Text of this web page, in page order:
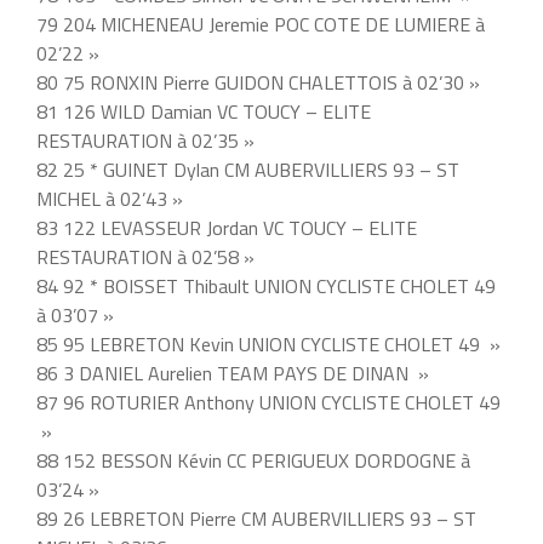
79 204 MICHENEAU Jeremie POC COTE DE LUMIERE à
02’22 »
80 75 RONXIN Pierre GUIDON CHALETTOIS à 02’30 »
81 126 WILD Damian VC TOUCY – ELITE
RESTAURATION à 02’35 »
82 25 * GUINET Dylan CM AUBERVILLIERS 93 – ST
MICHEL à 02’43 »
83 122 LEVASSEUR Jordan VC TOUCY – ELITE
RESTAURATION à 02’58 »
84 92 * BOISSET Thibault UNION CYCLISTE CHOLET 49
à 03’07 »
85 95 LEBRETON Kevin UNION CYCLISTE CHOLET 49 »
86 3 DANIEL Aurelien TEAM PAYS DE DINAN »
87 96 ROTURIER Anthony UNION CYCLISTE CHOLET 49
»
88 152 BESSON Kévin CC PERIGUEUX DORDOGNE à
03’24 »
89 26 LEBRETON Pierre CM AUBERVILLIERS 93 – ST